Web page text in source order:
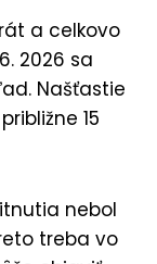
a celkovo
2026 sa
Našťastie
15
nebol
treba vo